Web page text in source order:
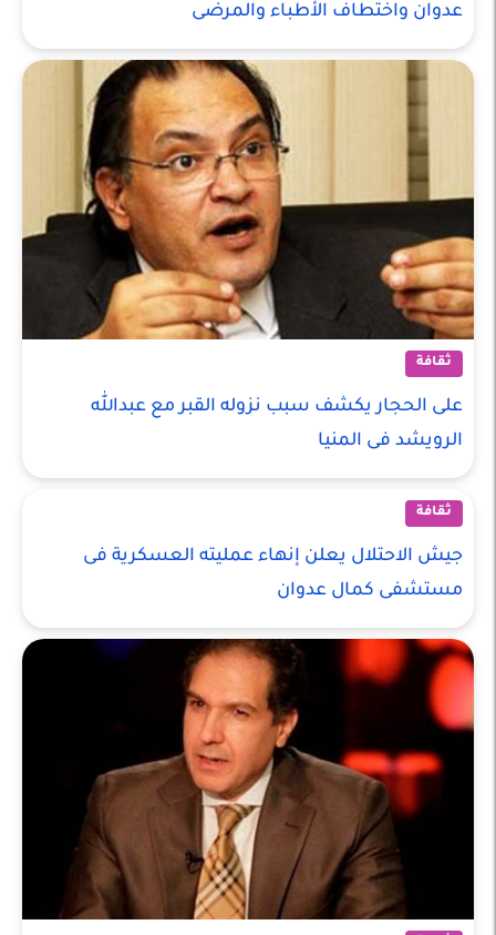
عدوان واختطاف الأطباء والمرضى
ثقافة
على الحجار يكشف سبب نزوله القبر مع عبدالله
الرويشد فى المنيا
ثقافة
جيش الاحتلال يعلن إنهاء عمليته العسكرية فى
مستشفى كمال عدوان